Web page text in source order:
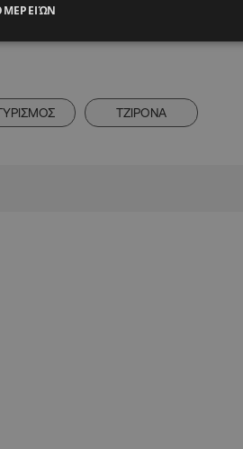
ΤΖΙΡΟΝΑ